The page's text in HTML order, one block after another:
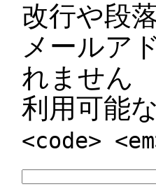
改行や段
メールア
れません
利用可能
<code>